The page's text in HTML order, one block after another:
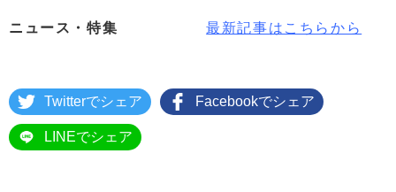
ニュース・特集 最新記事はこちらから
Twitterでシェア Facebookでシェア
LINEでシェア